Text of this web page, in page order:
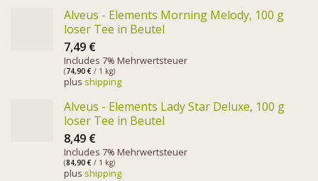
Alveus - Elements Morning Melody, 100 g
loser Tee in Beutel
7,49 €
Includes 7% Mehrwertsteuer
(74,90 € / 1 kg)
plus shipping
Alveus - Elements Lady Star Deluxe, 100 g
loser Tee in Beutel
8,49 €
Includes 7% Mehrwertsteuer
(84,90 € / 1 kg)
plus shipping